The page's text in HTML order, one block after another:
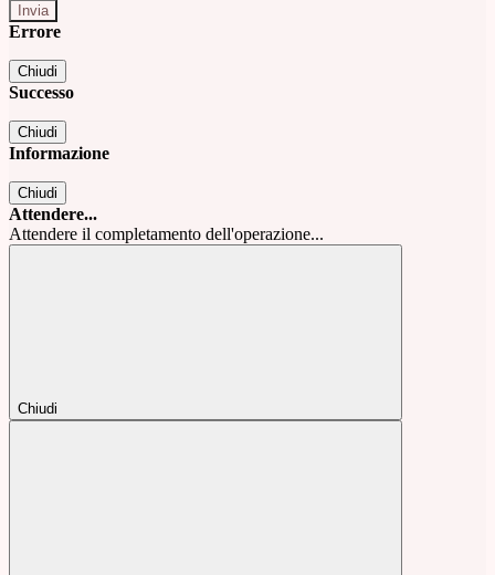
Errore
Chiudi
Successo
Chiudi
Informazione
Chiudi
Attendere...
Attendere il completamento dell'operazione...
Chiudi